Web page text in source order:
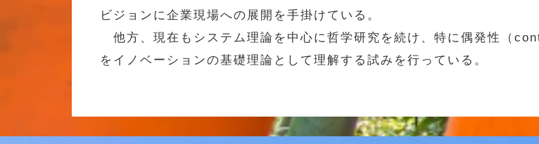
ビジョンに企業現場への展開を手掛けている。
他方、現在もシステム理論を中心に哲学研究を続け、特に偶発性（
をイノベーションの基礎理論として理解する試みを行っている。